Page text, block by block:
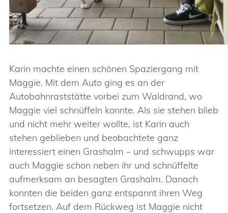
Karin machte einen schönen Spaziergang mit
Maggie. Mit dem Auto ging es an der
Autobahnraststätte vorbei zum Waldrand, wo
Maggie viel schnüffeln konnte. Als sie stehen blieb
und nicht mehr weiter wollte, ist Karin auch
stehen geblieben und beobachtete ganz
interessiert einen Grashalm – und schwupps war
auch Maggie schon neben ihr und schnüffelte
aufmerksam an besagten Grashalm. Danach
konnten die beiden ganz entspannt ihren Weg
fortsetzen. Auf dem Rückweg ist Maggie nicht